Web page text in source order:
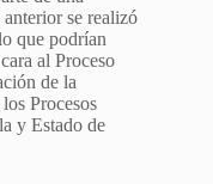
se realizó
que podrían
al Proceso
de la
Procesos
y Estado de